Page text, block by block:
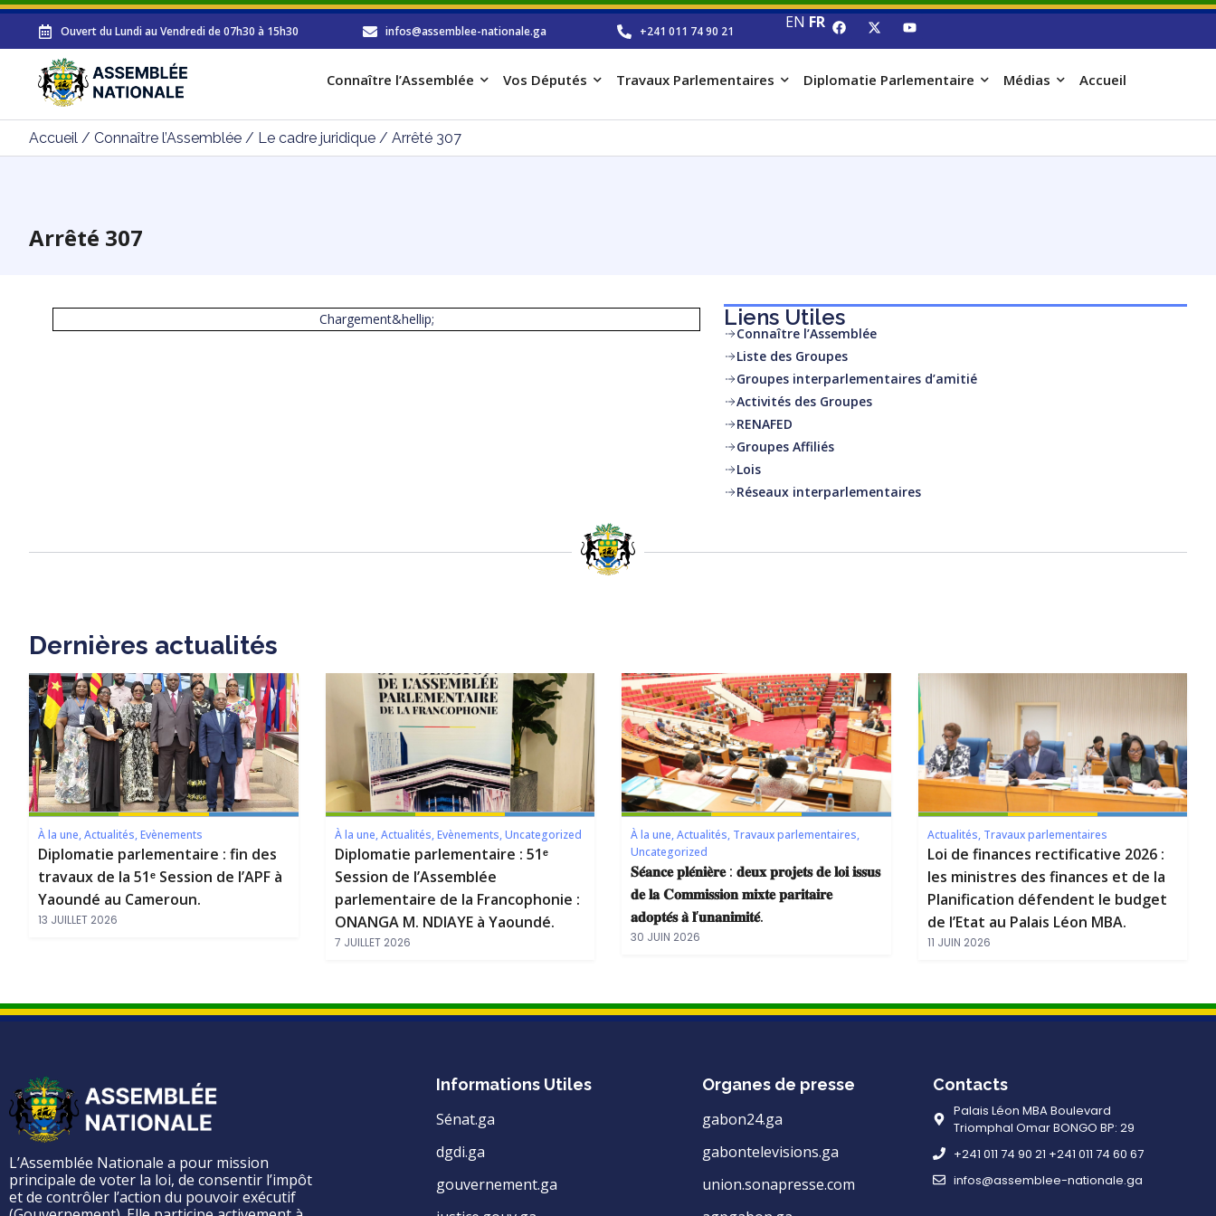
Ouvert du Lundi au Vendredi de 07h30 à 15h30 infos@assemblee-nationale.ga +241 011 74 90 21 EN FR
Connaître l’Assemblée Vos Députés Travaux Parlementaires Diplomatie Parlementaire Médias Accueil
Accueil / Connaître l’Assemblée / Le cadre juridique / Arrêté 307
Arrêté 307
Liens Utiles
Connaître l’Assemblée
Liste des Groupes
Groupes interparlementaires d’amitié
Activités des Groupes
RENAFED
Groupes Affiliés
Lois
Réseaux interparlementaires
Chargement&hellip;
Dernières actualités
À la une,Actualités,Evènements
Diplomatie parlementaire : fin des
travaux de la 51ᵉ Session de l’APF à
Yaoundé au Cameroun.
13 JUILLET 2026
À la une,Actualités,Evènements,Uncategorized
Diplomatie parlementaire : 51ᵉ
Session de l’Assemblée
parlementaire de la Francophonie :
ONANGA M. NDIAYE à Yaoundé.
7 JUILLET 2026
À la une,Actualités, Travaux parlementaires,
Uncategorized
𝐒𝐞́𝐚𝐧𝐜𝐞 𝐩𝐥𝐞́𝐧𝐢𝐞̀𝐫𝐞 : 𝐝𝐞𝐮𝐱 𝐩𝐫𝐨𝐣𝐞𝐭𝐬 𝐝𝐞 𝐥𝐨𝐢 𝐢𝐬𝐬𝐮𝐬
𝐝𝐞 𝐥𝐚 𝐂𝐨𝐦𝐦𝐢𝐬𝐬𝐢𝐨𝐧 𝐦𝐢𝐱𝐭𝐞 𝐩𝐚𝐫𝐢𝐭𝐚𝐢𝐫𝐞
𝐚𝐝𝐨𝐩𝐭𝐞́𝐬 𝐚̀ 𝐥’𝐮𝐧𝐚𝐧𝐢𝐦𝐢𝐭𝐞́.
30 JUIN 2026
Actualités, Travaux parlementaires
Loi de finances rectificative 2026 :
les ministres des finances et de la
Planification défendent le budget
de l’Etat au Palais Léon MBA.
11 JUIN 2026
L’Assemblée Nationale a pour mission
principale de voter la loi, de consentir l’impôt
et de contrôler l’action du pouvoir exécutif
Informations Utiles
Sénat.ga
dgdi.ga
gouvernement.ga
Organes de presse
gabon24.ga
gabontelevisions.ga
union.sonapresse.com
Contacts
Palais Léon MBA Boulevard
Triomphal Omar BONGO BP: 29
+241 011 74 90 21 +241 011 74 60 67
infos@assemblee-nationale.ga